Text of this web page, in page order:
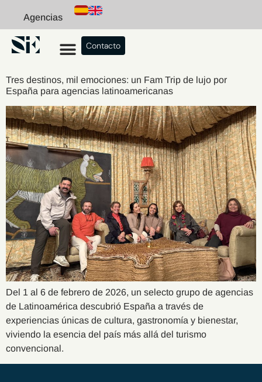
Agencias
Contacto
Tres destinos, mil emociones: un Fam Trip de lujo por
España para agencias latinoamericanas
Del 1 al 6 de febrero de 2026, un selecto grupo de agencias
de Latinoamérica descubrió España a través de
experiencias únicas de cultura, gastronomía y bienestar,
viviendo la esencia del país más allá del turismo
convencional.